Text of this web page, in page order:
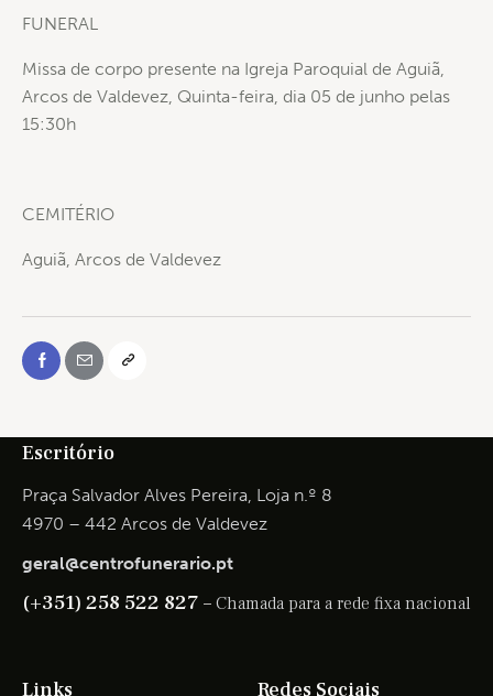
FUNERAL
Missa de corpo presente na Igreja Paroquial de Aguiã,
Arcos de Valdevez, Quinta-feira, dia 05 de junho pelas
15:30h
CEMITÉRIO
Aguiã, Arcos de Valdevez
Escritório
Praça Salvador Alves Pereira, Loja n.º 8
4970 – 442 Arcos de Valdevez
geral@centrofunerario.pt
(+351) 258 522 827 – Chamada para a rede fixa nacional
Links Redes Sociais